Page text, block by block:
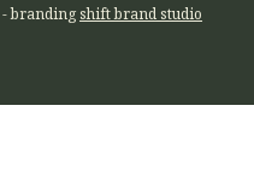
- branding shift brand studio